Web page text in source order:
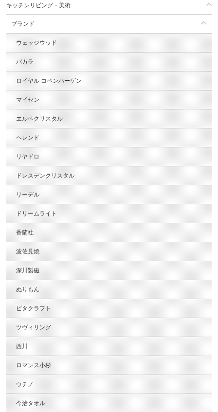
キッチンリビング・美術
ブランド
ウェッジウッド
バカラ
ロイヤル コペンハーゲン
マイセン
エルベクリスタル
ヘレンド
リヤドロ
ドレスデンクリスタル
リーデル
ドリームライト
香蘭社
波佐見焼
深川製磁
ぬりもん
ビタクラフト
ツヴィリング
西川
ロマンス小杉
ウチノ
今治タオル